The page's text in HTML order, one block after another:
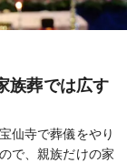
のかについても知
とが多いので、誰
くお願いいたしま
族葬では広す
仙寺で葬儀をやり
で、親族だけの家